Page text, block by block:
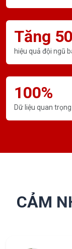
Tăng
hiệu quả đội ngũ
100%
Dữ liệu quan
CẢM